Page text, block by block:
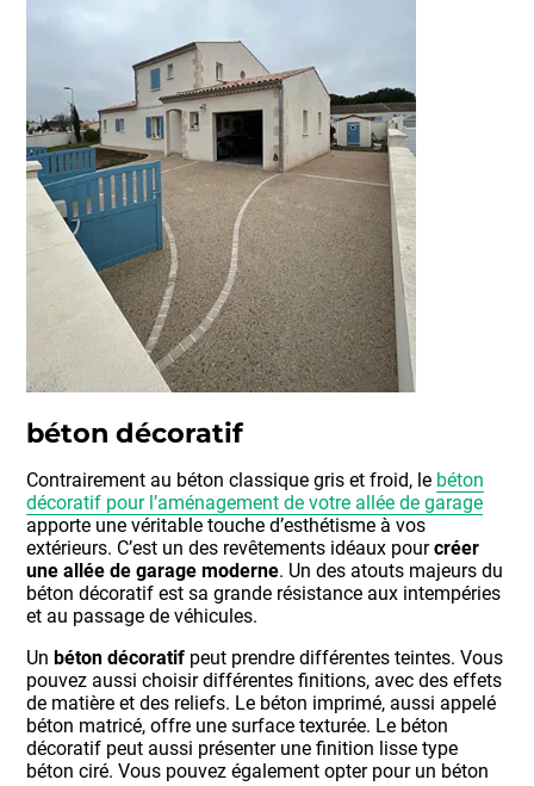
béton décoratif
Contrairement au béton classique gris et froid, le béton
décoratif pour l’aménagement de votre allée de garage
apporte une véritable touche d’esthétisme à vos
extérieurs. C’est un des revêtements idéaux pourcréer
une allée de garage moderne. Un des atouts majeurs du
béton décoratif est sa grande résistance aux intempéries
et au passage de véhicules.
Un béton décoratif peut prendre différentes teintes. Vous
pouvez aussi choisir différentes finitions, avec des effets
de matière et des reliefs. Le béton imprimé, aussi appelé
béton matricé, offre une surface texturée. Le béton
décoratif peut aussi présenter une finition lisse type
béton ciré. Vous pouvez également opter pour un béton